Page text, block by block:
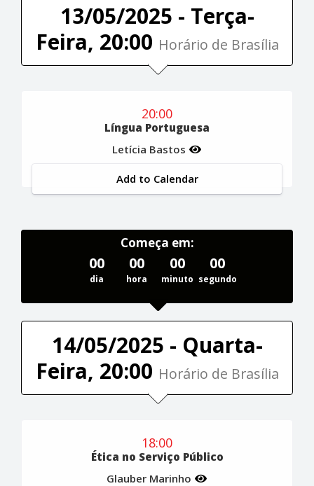
13/05/2025 - Terça-
Feira, 20:00 Horário de Brasília
20:00
Língua Portuguesa
Letícia Bastos
Add to Calendar
Começa em:
00
dia
00
hora
00
minuto
00
segundo
14/05/2025 - Quarta-
Feira, 20:00 Horário de Brasília
18:00
Ética no Serviço Público
Glauber Marinho